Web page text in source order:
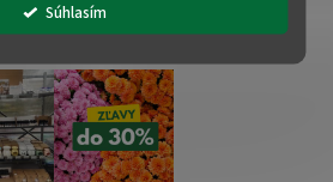
Súhlasím